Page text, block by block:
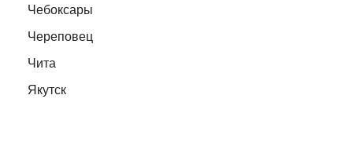
Чебоксары
Череповец
Чита
Якутск